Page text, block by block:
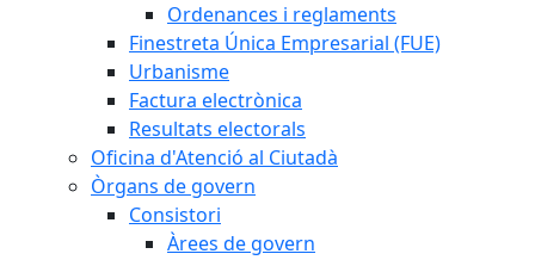
Ordenances i reglaments
Finestreta Única Empresarial (FUE)
Urbanisme
Factura electrònica
Resultats electorals
Oficina d'Atenció al Ciutadà
Òrgans de govern
Consistori
Àrees de govern